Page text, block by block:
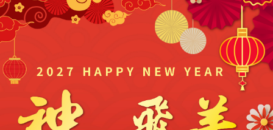
國內外訂房
中南部出發
國內旅遊